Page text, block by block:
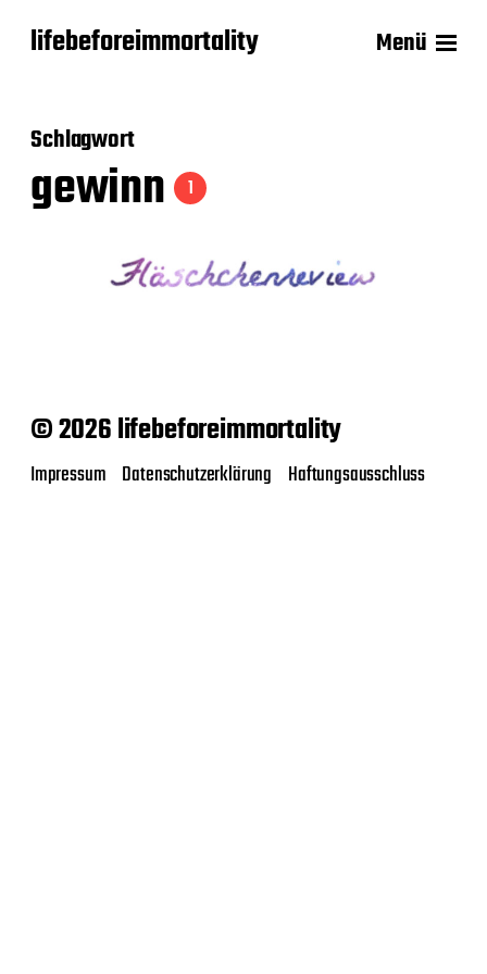
lifebeforeimmortality Menü
Schlagwort
gewinn 1
© 2026 lifebeforeimmortality
Impressum Datenschutzerklärung Haftungsausschluss